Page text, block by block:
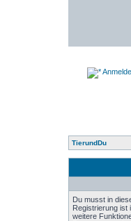
TierundDu
Du musst in
Registrierung ist
weitere